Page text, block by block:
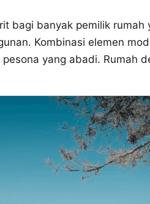
bagi banyak pemilik
Kombinasi elemen
yang abadi. Rumah